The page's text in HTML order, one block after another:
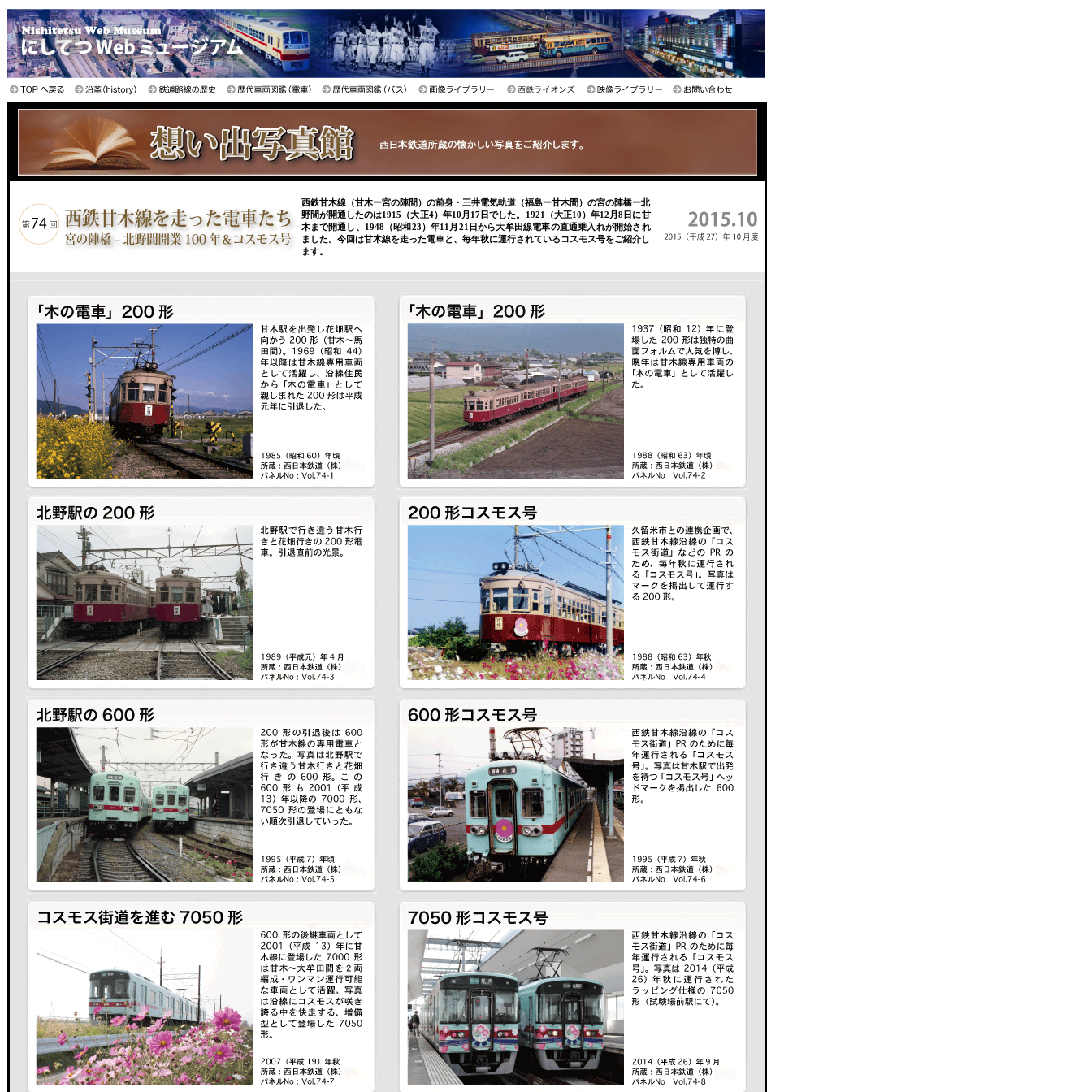
西鉄甘木線（甘木ー宮の陣間）の前身・三井電気軌道（福島ー甘木間）の宮の陣橋ー北
野間が開通したのは1915（大正4）年10月17日でした。1921（大正10）年12月8日に甘
木まで開通し、1948（昭和23）年11月21日から大牟田線電車の直通乗入れが開始され
ました。今回は甘木線を走った電車と、毎年秋に運行されているコスモス号をご紹介し
ます。